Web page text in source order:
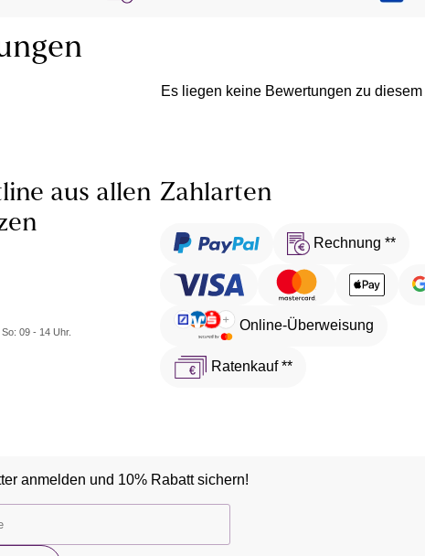
Es liegen keine Bewertungen zu diesem
aus allen
09 - 14 Uhr.
Zahlarten
Rechnung **
Online-Überweisung
Ratenkauf **
anmelden und 10% Rabatt sichern!